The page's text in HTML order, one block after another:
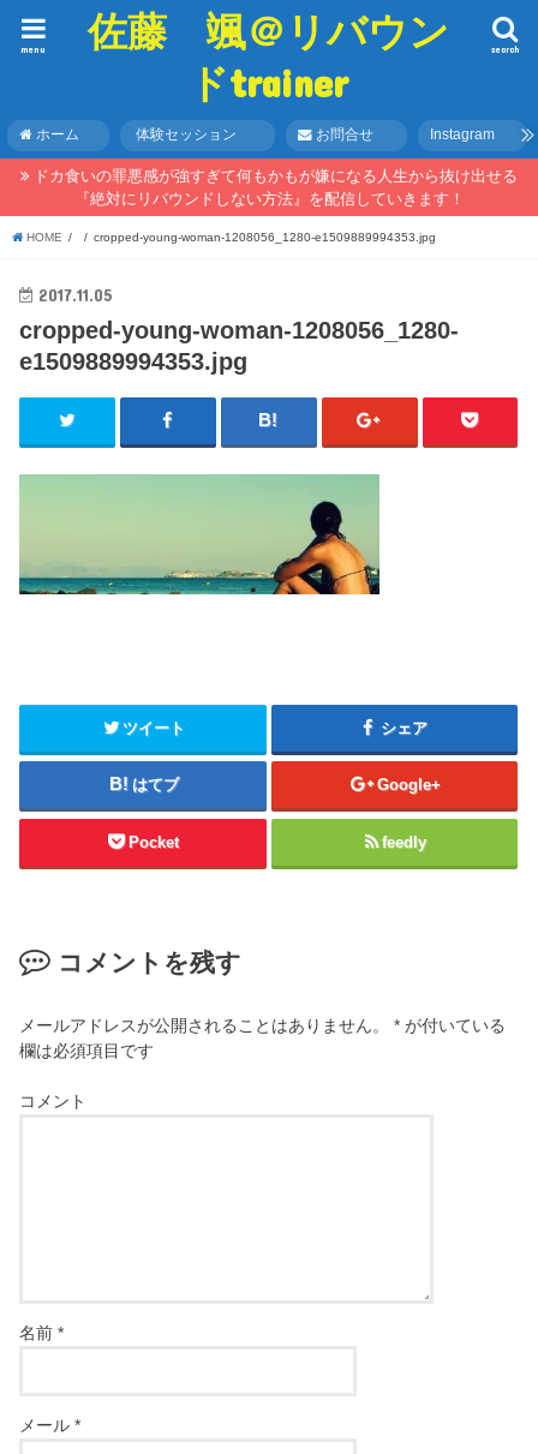
佐藤 颯＠リバウン
ドtrainer
search
menu
ホーム 体験セッション お問合せ Instagram
ドカ食いの罪悪感が強すぎて何もかもが嫌になる人生から抜け出せる
『絶対にリバウンドしない方法』を配信していきます！
HOME cropped-young-woman-1208056_1280-e1509889994353.jpg
2017.11.05
cropped-young-woman-1208056_1280-
e1509889994353.jpg
ツイート シェア
はてブ Google+
Pocket feedly
コメントを残す
メールアドレスが公開されることはありません。 * が付いている
欄は必須項目です
コメント
名前*
メール*